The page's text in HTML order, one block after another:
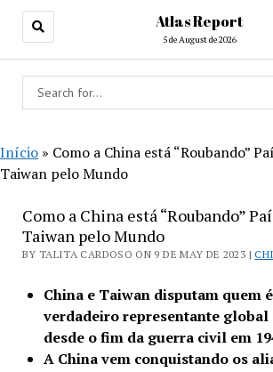
Atlas Report
5 de August de 2026
Início » Como a China está “Roubando”
Taiwan pelo Mundo
Como a China está “Roubando”
Taiwan pelo Mundo
BY TALITA CARDOSO ON 9 DE MAY DE 2023 |
China e Taiwan disputam quem
verdadeiro representante global
desde o fim da guerra civil em
A China vem conquistando os